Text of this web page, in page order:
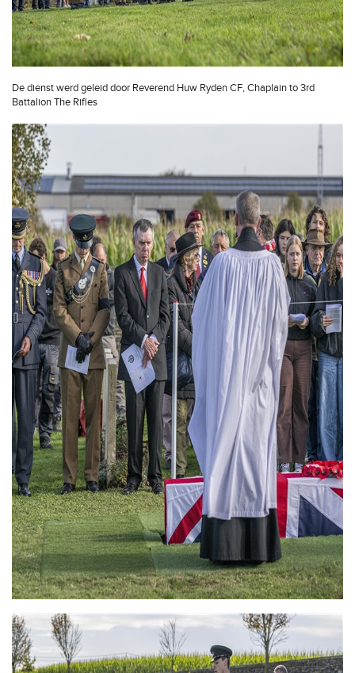
De dienst werd geleid door Reverend Huw Ryden CF, Chaplain to 3rd
Battalion The Rifles